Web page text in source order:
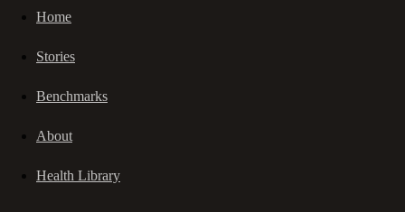
Home
Stories
Benchmarks
About
Health Library